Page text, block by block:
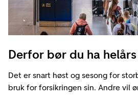
Derfor bør du ha
Det er snart høst og sesong for
bruk for forsikringen sin. Andre vil